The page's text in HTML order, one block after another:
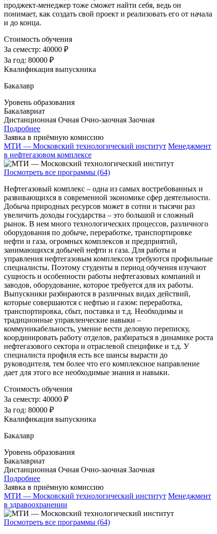
проджект-менеджер тоже сможет найти себя, ведь он
понимает, как создать свой проект и реализовать его от начала
и до конца.
Стоимость обучения
За семестр: 40000 ₽
За год: 80000 ₽
Квалификация выпускника
Бакалавр
Уровень образования
Бакалавриат
Дистанционная Очная Очно-заочная Заочная
Подробнее
Заявка в приёмную комиссию
МТИ — Московский технологический институт Менеджмент
в нефтегазовом комплексе
Посмотреть все программы (64)
Нефтегазовый комплекс – одна из самых востребованных и
развивающихся в современной экономике сфер деятельности.
Добыча природных ресурсов может в сотни и тысячи раз
увеличить доходы государства – это большой и сложный
рынок. В нем много технологических процессов, различного
оборудования по добыче, переработке, транспортировке
нефти и газа, огромных комплексов и предприятий,
занимающихся добычей нефти и газа. Для работы и
управления нефтегазовым комплексом требуются профильные
специалисты. Поэтому студенты в период обучения изучают
сущность и особенности работы нефтегазовых компаний и
заводов, оборудование, которое требуется для их работы.
Выпускники разбираются в различных видах действий,
которые совершаются с нефтью и газом: переработка,
транспортировка, сбыт, поставка и т.д. Необходимы и
традиционные управленческие навыки –
коммуникабельность, умение вести деловую переписку,
координировать работу отделов, разбираться в динамике роста
нефтегазового сектора и отраслевой специфике и т.д. У
специалиста профиля есть все шансы вырасти до
руководителя, тем более что его комплексное направление
дает для этого все необходимые знания и навыки.
Стоимость обучения
За семестр: 40000 ₽
За год: 80000 ₽
Квалификация выпускника
Бакалавр
Уровень образования
Бакалавриат
Дистанционная Очная Очно-заочная Заочная
Подробнее
Заявка в приёмную комиссию
МТИ — Московский технологический институт Менеджмент
в здравоохранении
Посмотреть все программы (64)